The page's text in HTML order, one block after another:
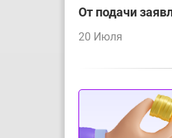
От подачи
20 Июля